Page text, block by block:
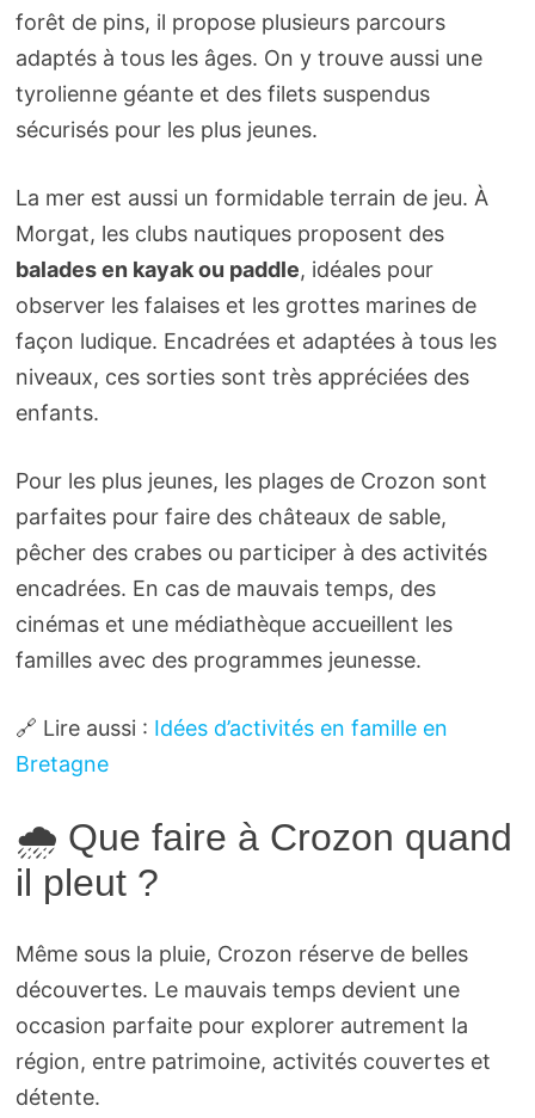
forêt de pins, il propose plusieurs parcours
adaptés à tous les âges. On y trouve aussi une
tyrolienne géante et des filets suspendus
sécurisés pour les plus jeunes.
La mer est aussi un formidable terrain de jeu. À
Morgat, les clubs nautiques proposent des
balades en kayak ou paddle, idéales pour
observer les falaises et les grottes marines de
façon ludique. Encadrées et adaptées à tous les
niveaux, ces sorties sont très appréciées des
enfants.
Pour les plus jeunes, les plages de Crozon sont
parfaites pour faire des châteaux de sable,
pêcher des crabes ou participer à des activités
encadrées. En cas de mauvais temps, des
cinémas et une médiathèque accueillent les
familles avec des programmes jeunesse.
🔗 Lire aussi : Idées d’activités en famille en
Bretagne
🌧️ Que faire à Crozon quand
il pleut ?
Même sous la pluie, Crozon réserve de belles
découvertes. Le mauvais temps devient une
occasion parfaite pour explorer autrement la
région, entre patrimoine, activités couvertes et
détente.